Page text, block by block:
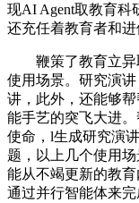
现AI Agent取教育科
还充任着教育者和进
鞭策了教育立异
使用场景。研究演
讲，此外，还能够
能手艺的突飞大进
使命，l生成研究演
题，以上几个使用
能从不竭更新的教育
通过并行智能体来